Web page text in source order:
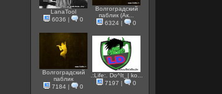
LanaTool
6036 | 0
Волгоградский
паблик (Ак...
6324 | 0
Волгоградский
паблик
7184 | 0
.:Life:. Do^It_| ko...
7197 | 0